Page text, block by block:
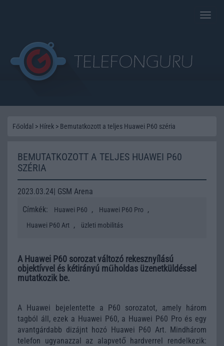
Toggle
Főoldal > Hírek > Bemutatkozott a teljes Huawei P60 széria
BEMUTATKOZOTT A TELJES HUAWEI P60
SZÉRIA
2023.03.24| GSM Arena
Címkék:
Huawei P60 , Huawei P60 Pro ,
Huawei P60 Art , üzleti mobilitás
A Huawei P60 sorozat változó rekesznyílású
objektívvel és kétirányú műholdas üzenetküldéssel
mutatkozik be.
A Huawei bejelentette a P60 sorozatot, amely három
tagból áll, ezek a Huawei P60, a Huawei P60 Pro és egy
avantgárdabb dizájnt hozó Huawei P60 Art. Mindhárom
telefon ugyanazzal az alapvető hardverrel rendelkezik: